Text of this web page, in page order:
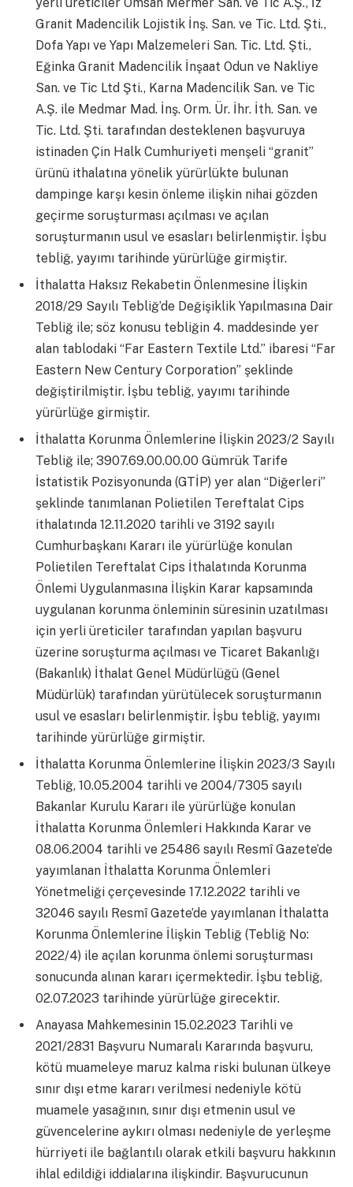
Granit Madencilik Lojistik İnş. San. ve Tic. Ltd. Şti.,
Dofa Yapı ve Yapı Malzemeleri San. Tic. Ltd. Şti.,
Eğinka Granit Madencilik İnşaat Odun ve Nakliye
San. ve Tic Ltd Şti., Karna Madencilik San. ve Tic
A.Ş. ile Medmar Mad. İnş. Orm. Ür. İhr. İth. San. ve
Tic. Ltd. Şti. tarafından desteklenen başvuruya
istinaden Çin Halk Cumhuriyeti menşeli “granit”
ürünü ithalatına yönelik yürürlükte bulunan
dampinge karşı kesin önleme ilişkin nihai gözden
geçirme soruşturması açılması ve açılan
soruşturmanın usul ve esasları belirlenmiştir. İşbu
tebliğ, yayımı tarihinde yürürlüğe girmiştir.
İthalatta Haksız Rekabetin Önlenmesine İlişkin
2018/29 Sayılı Tebliğ’de Değişiklik Yapılmasına Dair
Tebliğ ile; söz konusu tebliğin 4. maddesinde yer
alan tablodaki “Far Eastern Textile Ltd.” ibaresi “Far
Eastern New Century Corporation” şeklinde
değiştirilmiştir. İşbu tebliğ, yayımı tarihinde
yürürlüğe girmiştir.
İthalatta Korunma Önlemlerine İlişkin 2023/2 Sayılı
Tebliğ ile; 3907.69.00.00.00 Gümrük Tarife
İstatistik Pozisyonunda (GTİP) yer alan “Diğerleri”
şeklinde tanımlanan Polietilen Tereftalat Cips
ithalatında 12.11.2020 tarihli ve 3192 sayılı
Cumhurbaşkanı Kararı ile yürürlüğe konulan
Polietilen Tereftalat Cips İthalatında Korunma
Önlemi Uygulanmasına İlişkin Karar kapsamında
uygulanan korunma önleminin süresinin uzatılması
için yerli üreticiler tarafından yapılan başvuru
üzerine soruşturma açılması ve Ticaret Bakanlığı
(Bakanlık) İthalat Genel Müdürlüğü (Genel
Müdürlük) tarafından yürütülecek soruşturmanın
usul ve esasları belirlenmiştir. İşbu tebliğ, yayımı
tarihinde yürürlüğe girmiştir.
İthalatta Korunma Önlemlerine İlişkin 2023/3 Sayılı
Tebliğ, 10.05.2004 tarihli ve 2004/7305 sayılı
Bakanlar Kurulu Kararı ile yürürlüğe konulan
İthalatta Korunma Önlemleri Hakkında Karar ve
08.06.2004 tarihli ve 25486 sayılı Resmî Gazete’de
yayımlanan İthalatta Korunma Önlemleri
Yönetmeliği çerçevesinde 17.12.2022 tarihli ve
32046 sayılı Resmî Gazete’de yayımlanan İthalatta
Korunma Önlemlerine İlişkin Tebliğ (Tebliğ No:
2022/4) ile açılan korunma önlemi soruşturması
sonucunda alınan kararı içermektedir. İşbu tebliğ,
02.07.2023 tarihinde yürürlüğe girecektir.
Anayasa Mahkemesinin 15.02.2023 Tarihli ve
2021/2831 Başvuru Numaralı Kararında başvuru,
kötü muameleye maruz kalma riski bulunan ülkeye
sınır dışı etme kararı verilmesi nedeniyle kötü
muamele yasağının, sınır dışı etmenin usul ve
güvencelerine aykırı olması nedeniyle de yerleşme
hürriyeti ile bağlantılı olarak etkili başvuru hakkının
ihlal edildiği iddialarına ilişkindir. Başvurucunun